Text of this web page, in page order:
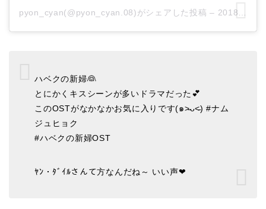
pyon_cyan(@pyon_cyan.08)がシェアした投稿 – 2018年 4月月15日午前5時39分PDT
ハベクの新婦👰
とにかくキスシーンが多いドラマだった💕
このOSTがなかなかお気に入りです(๑˃̵ᴗ˂̵) #ナム
ジュヒョク
#ハベクの新婦OST
ﾔﾝ・ﾀﾞｲﾙさんて方なんだね～ いい声❤